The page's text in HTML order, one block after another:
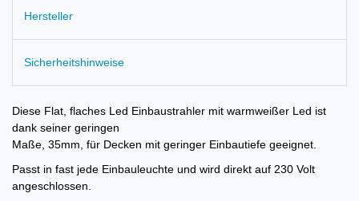
Hersteller
Sicherheitshinweise
Diese Flat, flaches Led Einbaustrahler mit warmweißer Led ist
dank seiner geringen
Maße, 35mm, für Decken mit geringer Einbautiefe geeignet.
Passt in fast jede Einbauleuchte und wird direkt auf 230 Volt
angeschlossen.